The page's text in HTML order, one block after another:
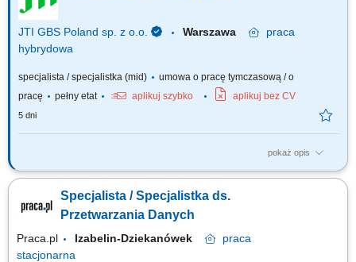
accurate processing, data analysis, continuous improvements, and
collaboration...
JTI GBS Poland sp. z o.o. Warszawa
praca
hybrydowa
specjalista / specjalistka (mid)
umowa o pracę tymczasową / o
pracę
pełny etat aplikuj szybko aplikuj bez CV
5 dni
pokaż opis
12 months contract Why does this role exist? We are looking for a detail-
international team. In this role, you will play a key part in ensuring high-
quality, reliable data that supports business operations across markets. If
Specjalista / Specjalistka ds.
Przetwarzania Danych
Praca.pl Izabelin-Dziekanówek
praca
stacjonarna